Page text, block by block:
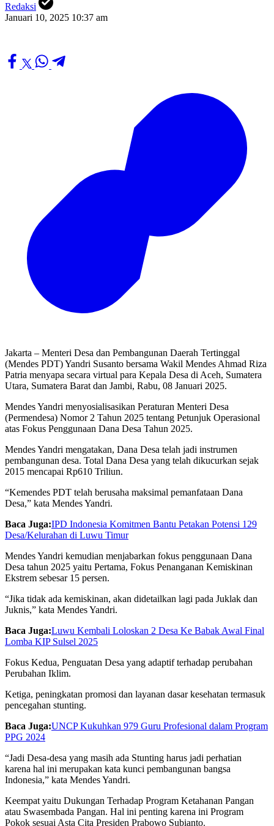
Redaksi
Januari 10, 2025 10:37 am
Jakarta – Menteri Desa dan Pembangunan Daerah Tertinggal
(Mendes PDT) Yandri Susanto bersama Wakil Mendes Ahmad Riza
Patria menyapa secara virtual para Kepala Desa di Aceh, Sumatera
Utara, Sumatera Barat dan Jambi, Rabu, 08 Januari 2025.
Mendes Yandri menyosialisasikan Peraturan Menteri Desa
(Permendesa) Nomor 2 Tahun 2025 tentang Petunjuk Operasional
atas Fokus Penggunaan Dana Desa Tahun 2025.
Mendes Yandri mengatakan, Dana Desa telah jadi instrumen
pembangunan desa. Total Dana Desa yang telah dikucurkan sejak
2015 mencapai Rp610 Triliun.
“Kemendes PDT telah berusaha maksimal pemanfataan Dana
Desa,” kata Mendes Yandri.
Baca Juga:IPD Indonesia Komitmen Bantu Petakan Potensi 129
Desa/Kelurahan di Luwu Timur
Mendes Yandri kemudian menjabarkan fokus penggunaan Dana
Desa tahun 2025 yaitu Pertama, Fokus Penanganan Kemiskinan
Ekstrem sebesar 15 persen.
“Jika tidak ada kemiskinan, akan didetailkan lagi pada Juklak dan
Juknis,” kata Mendes Yandri.
Baca Juga:Luwu Kembali Loloskan 2 Desa Ke Babak Awal Final
Lomba KIP Sulsel 2025
Fokus Kedua, Penguatan Desa yang adaptif terhadap perubahan
Perubahan Iklim.
Ketiga, peningkatan promosi dan layanan dasar kesehatan termasuk
pencegahan stunting.
Baca Juga:UNCP Kukuhkan 979 Guru Profesional dalam Program
PPG 2024
“Jadi Desa-desa yang masih ada Stunting harus jadi perhatian
karena hal ini merupakan kata kunci pembangunan bangsa
Indonesia,” kata Mendes Yandri.
Keempat yaitu Dukungan Terhadap Program Ketahanan Pangan
atau Swasembada Pangan. Hal ini penting karena ini Program
Pokok sesuai Asta Cita Presiden Prabowo Subianto.